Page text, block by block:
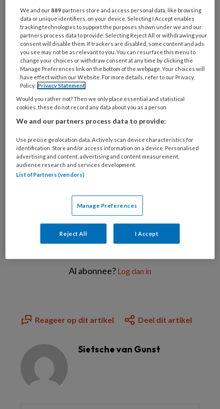
werkzaam als doktersassistente in een
huisartsenpraktijk in Nijmegen, vertelt
over haar weg naar en ervaring met
een gastric bypass. Na de operatie
volgde nog de aanpassing van haar
leefstijl. Door haar ervaringen heeft
ze goede adviezen voor anderen die
hun leefstijl moeten aanpassen.
‘Ik kreeg vaak te horen: we
Bekijk de mogelijkheden
Al abonnee? Log dan in
Reageer op dit artikel Deel dit artikel
Sietsche van Gunst
We and our889 partners store and access personal data, like browsing
data or unique identifiers, on your device. Selecting I Accept enables
tracking technologies to support the purposes shown under we and our
partners process data to provide. Selecting Reject All or withdrawing your
consent will disable them. If trackers are disabled, some content and ads
you see may not be as relevant to you. You can resurface this menu to
change your choices or withdraw consent at any time by clicking the
Manage Preferences link on the bottom of the webpage. Your choices will
have effect within our Website. For more details, refer to our Privacy
Policy. Privacy Statement
Would you rather not? Then we only place essential and statistical
cookies, these do not record any data about you as a person
We and our partners process data to provide:
Use precise geolocation data. Actively scan device characteristics for
identification. Store and/or access information on a device. Personalised
advertising and content, advertising and content measurement,
audience research and services development.
List of Partners (vendors)
Manage Preferences
Reject All I Accept